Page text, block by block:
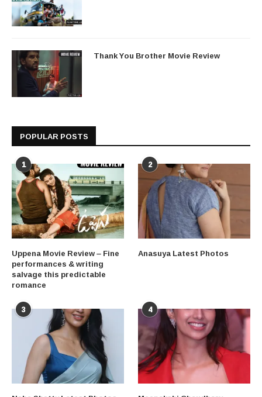
Thank You Brother Movie Review
POPULAR POSTS
1
Uppena Movie Review – Fine
performances & writing
salvage this predictable
romance
2
Anasuya Latest Photos
3 4